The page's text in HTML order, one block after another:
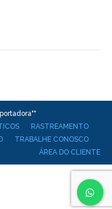
RASTREAMENTO
TRABALHE CONOSCO
ÁREA DO CLIENTE